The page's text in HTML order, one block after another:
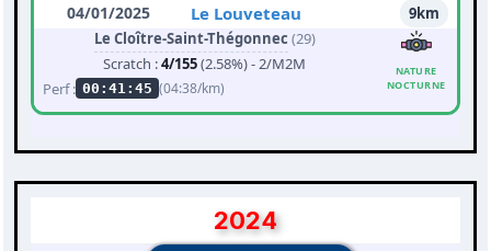
04/01/2025 Le Louveteau
9km
Le Cloître-Saint-Thégonnec (29)
Scratch :4/155(2.58%) - 2/M2M
Perf : 00:41:45 (04:38/km)
NATURE
NOCTURNE
2024